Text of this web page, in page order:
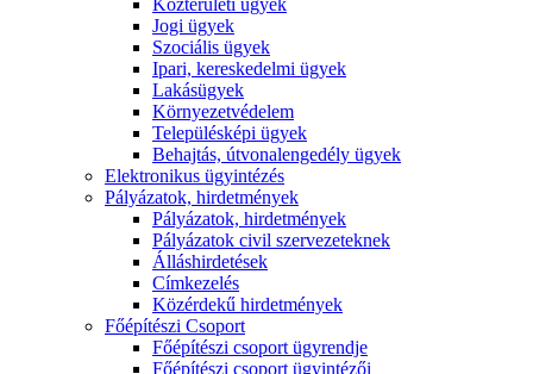
Jogi ügyek
Szociális ügyek
Ipari, kereskedelmi ügyek
Lakásügyek
Környezetvédelem
Településképi ügyek
Behajtás, útvonalengedély ügyek
Elektronikus ügyintézés
Pályázatok, hirdetmények
Pályázatok, hirdetmények
Pályázatok civil szervezeteknek
Álláshirdetések
Címkezelés
Közérdekű hirdetmények
Főépítészi Csoport
Főépítészi csoport ügyrendje
Főépítészi csoport ügyintézői